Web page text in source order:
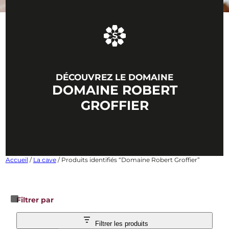
DÉCOUVREZ LE DOMAINE
DOMAINE ROBERT
GROFFIER
Accueil / La cave/ Produits identifiés “Domaine Robert Groffier”
Filtrer par
Filtrer les produits